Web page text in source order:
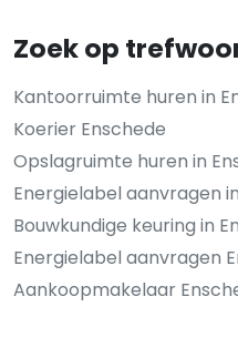
Zoek op
Kantoorruimte huren in
Koerier Enschede
Opslagruimte huren in
Energielabel aanvragen
Bouwkundige keuring in
Energielabel aanvragen
Aankoopmakelaar